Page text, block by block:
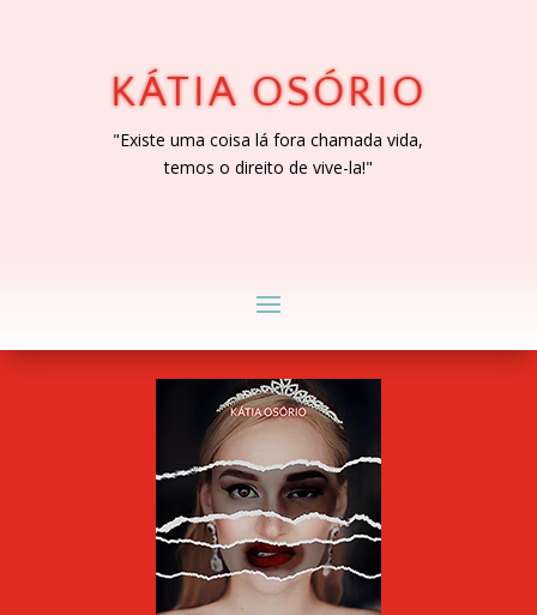
KÁTIA OSÓRIO
"Existe uma coisa lá fora chamada vida,
temos o direito de vive-la!"